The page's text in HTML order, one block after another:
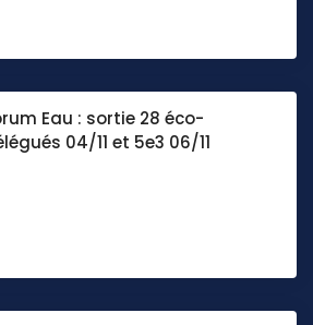
Eau : sortie 28 éco-
04/11 et 5e3 06/11